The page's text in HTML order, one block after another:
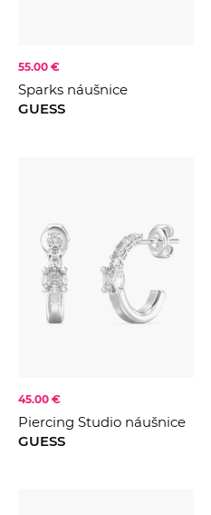
55.00 €
Sparks náušnice
GUESS
45.00 €
Piercing Studio náušnice
GUESS